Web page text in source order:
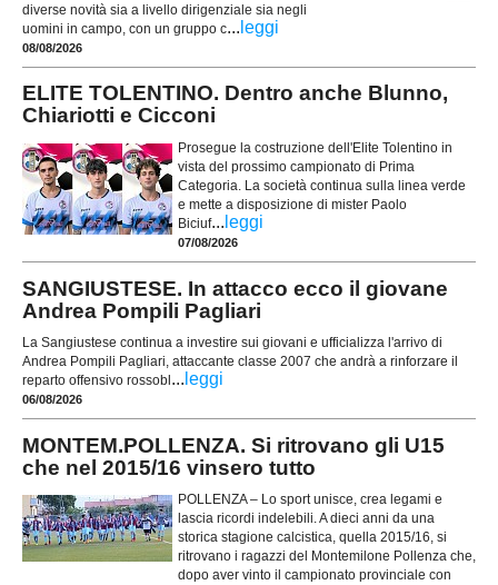
diverse novità sia a livello dirigenziale sia negli
uomini in campo, con un gruppo c... leggi
08/08/2026
ELITE TOLENTINO. Dentro anche Blunno,
Chiariotti e Cicconi
Prosegue la costruzione dell'Elite Tolentino in
vista del prossimo campionato di Prima
Categoria. La società continua sulla linea verde
e mette a disposizione di mister Paolo
Biciuf... leggi
07/08/2026
SANGIUSTESE. In attacco ecco il giovane
Andrea Pompili Pagliari
La Sangiustese continua a investire sui giovani e ufficializza l'arrivo di
Andrea Pompili Pagliari, attaccante classe 2007 che andrà a rinforzare il
reparto offensivo rossobl ... leggi
06/08/2026
MONTEM.POLLENZA. Si ritrovano gli U15
che nel 2015/16 vinsero tutto
POLLENZA – Lo sport unisce, crea legami e
lascia ricordi indelebili. A dieci anni da una
storica stagione calcistica, quella 2015/16, si
ritrovano i ragazzi del Montemilone Pollenza che,
dopo aver vinto il campionato provinciale con